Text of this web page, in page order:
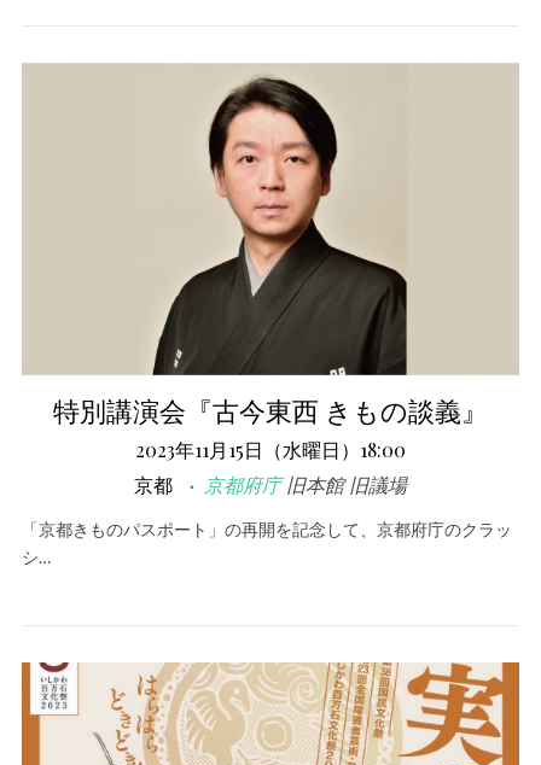
特別講演会『古今東西 きもの談義』
2023年11月15日（水曜日）18:00
京都
京都府庁旧本館 旧議場
「京都きものパスポート」の再開を記念して、京都府庁のクラッ
シ…